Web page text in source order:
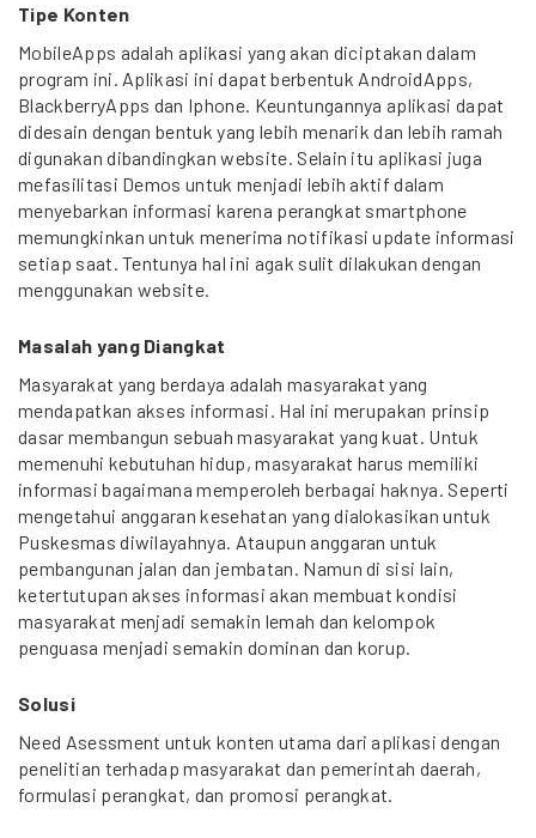
Tipe Konten
MobileApps adalah aplikasi yang akan diciptakan dalam
program ini. Aplikasi ini dapat berbentuk AndroidApps,
BlackberryApps dan Iphone. Keuntungannya aplikasi dapat
didesain dengan bentuk yang lebih menarik dan lebih ramah
digunakan dibandingkan website. Selain itu aplikasi juga
mefasilitasi Demos untuk menjadi lebih aktif dalam
menyebarkan informasi karena perangkat smartphone
memungkinkan untuk menerima notifikasi update informasi
setiap saat. Tentunya hal ini agak sulit dilakukan dengan
menggunakan website.
Masalah yang Diangkat
Masyarakat yang berdaya adalah masyarakat yang
mendapatkan akses informasi. Hal ini merupakan prinsip
dasar membangun sebuah masyarakat yang kuat. Untuk
memenuhi kebutuhan hidup, masyarakat harus memiliki
informasi bagaimana memperoleh berbagai haknya. Seperti
mengetahui anggaran kesehatan yang dialokasikan untuk
Puskesmas diwilayahnya. Ataupun anggaran untuk
pembangunan jalan dan jembatan. Namun di sisi lain,
ketertutupan akses informasi akan membuat kondisi
masyarakat menjadi semakin lemah dan kelompok
penguasa menjadi semakin dominan dan korup.
Solusi
Need Asessment untuk konten utama dari aplikasi dengan
penelitian terhadap masyarakat dan pemerintah daerah,
formulasi perangkat, dan promosi perangkat.